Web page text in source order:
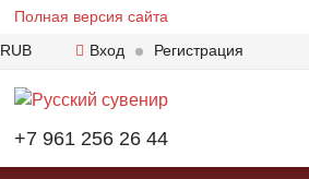
Полная версия сайта
RUB
Вход Регистрация
+7 961 256 26 44